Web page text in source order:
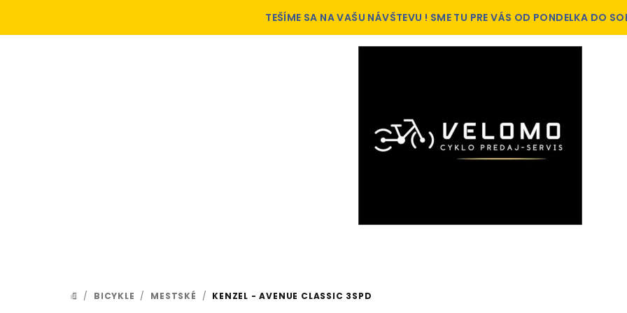
TEŠÍME SA NA VAŠU NÁVŠTEVU ! SME TU PRE VÁS OD PONDELKA DO
DOMOV
/ BICYKLE / MESTSKÉ / KENZEL - AVENUE CLASSIC 3SPD